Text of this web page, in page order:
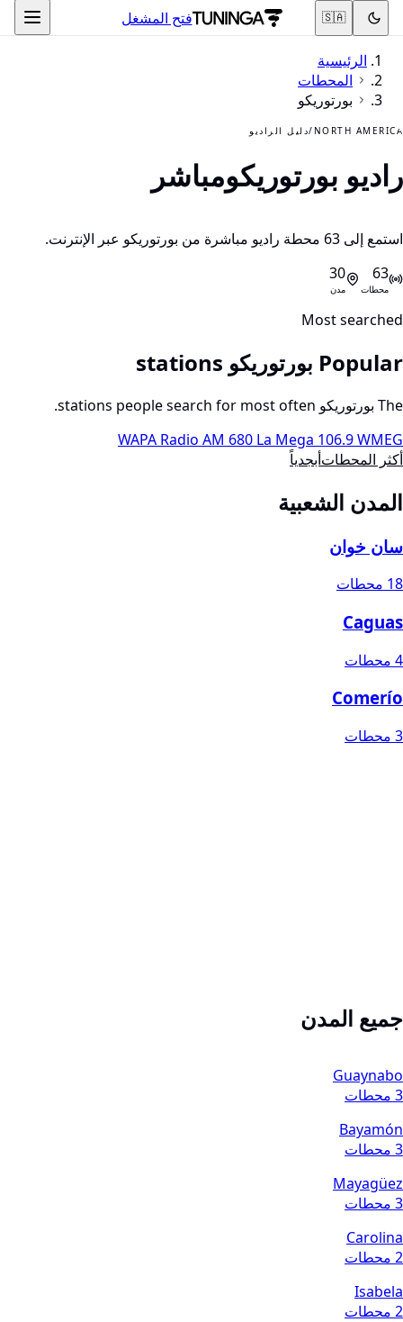
فتح المشغل 🇸🇦
الرئيسية
المحطات
بورتوريكو
NORTH AMERICA
/دليل الراديو
راديو بورتوريكومباشر
استمع إلى 63 محطة راديو مباشرة من بورتوريكو عبر الإنترنت.
63
محطات
30
مدن
Most searched
Popular بورتوريكو stations
The بورتوريكو stations people search for most often.
WAPA Radio AM 680 La Mega 106.9 WMEG
أكثر المحطاتأبجدياً
المدن الشعبية
سان خوان
18 محطات
Caguas
4 محطات
Comerío
3 محطات
جميع المدن
Guaynabo
3 محطات
Bayamón
3 محطات
Mayagüez
3 محطات
Carolina
2 محطات
Isabela
2 محطات